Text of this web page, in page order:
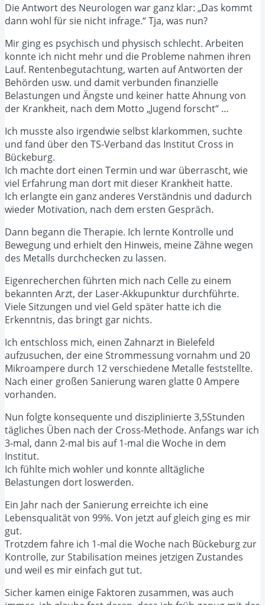
Die Antwort des Neurologen war ganz klar: „Das kommt
dann wohl für sie nicht infrage.“ Tja, was nun?
Mir ging es psychisch und physisch schlecht. Arbeiten
konnte ich nicht mehr und die Probleme nahmen ihren
Lauf. Rentenbegutachtung, warten auf Antworten der
Behörden usw. und damit verbunden finanzielle
Belastungen und Ängste und keiner hatte Ahnung von
der Krankheit, nach dem Motto „Jugend forscht“ …
Ich musste also irgendwie selbst klarkommen, suchte
und fand über den TS-Verband das Institut Cross in
Bückeburg.
Ich machte dort einen Termin und war überrascht, wie
viel Erfahrung man dort mit dieser Krankheit hatte.
Ich erlangte ein ganz anderes Verständnis und dadurch
wieder Motivation, nach dem ersten Gespräch.
Dann begann die Therapie. Ich lernte Kontrolle und
Bewegung und erhielt den Hinweis, meine Zähne wegen
des Metalls durchchecken zu lassen.
Eigenrecherchen führten mich nach Celle zu einem
bekannten Arzt, der Laser-Akkupunktur durchführte.
Viele Sitzungen und viel Geld später hatte ich die
Erkenntnis, das bringt gar nichts.
Ich entschloss mich, einen Zahnarzt in Bielefeld
aufzusuchen, der eine Strommessung vornahm und 20
Mikroampere durch 12 verschiedene Metalle feststellte.
Nach einer großen Sanierung waren glatte 0 Ampere
vorhanden.
Nun folgte konsequente und disziplinierte 3,5Stunden
tägliches Üben nach der Cross-Methode. Anfangs war ich
3-mal, dann 2-mal bis auf 1-mal die Woche in dem
Institut.
Ich fühlte mich wohler und konnte alltägliche
Belastungen dort loswerden.
Ein Jahr nach der Sanierung erreichte ich eine
Lebensqualität von 99%. Von jetzt auf gleich ging es mir
gut.
Trotzdem fahre ich 1-mal die Woche nach Bückeburg zur
Kontrolle, zur Stabilisation meines jetzigen Zustandes
und weil es mir einfach gut tut.
Sicher kamen einige Faktoren zusammen, was auch